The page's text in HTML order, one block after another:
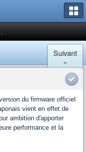
Suivant
»
du firmware officiel
vient en effet de
ambition d'apporter
performance et la